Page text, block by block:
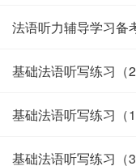
法语听力辅导学习备
基础法语听写练习（
基础法语听写练习（
基础法语听写练习（